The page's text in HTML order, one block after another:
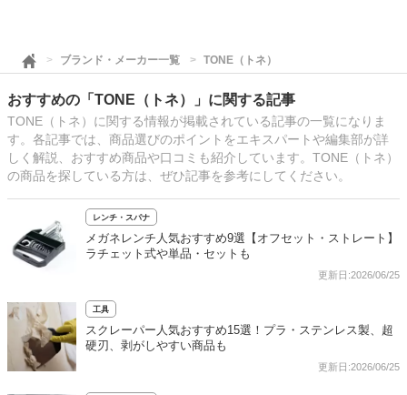
ブランド・メーカー一覧 TONE（トネ）
おすすめの「TONE（トネ）」に関する記事
TONE（トネ）に関する情報が掲載されている記事の一覧になりま
す。各記事では、商品選びのポイントをエキスパートや編集部が詳
しく解説、おすすめ商品や口コミも紹介しています。TONE（トネ）
の商品を探している方は、ぜひ記事を参考にしてください。
レンチ・スパナ
メガネレンチ人気おすすめ9選【オフセット・ストレート】
ラチェット式や単品・セットも
更新日:2026/06/25
工具
スクレーパー人気おすすめ15選！プラ・ステンレス製、超
硬刃、剥がしやすい商品も
更新日:2026/06/25